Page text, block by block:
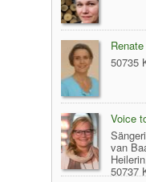
50735
Voice
van
50737